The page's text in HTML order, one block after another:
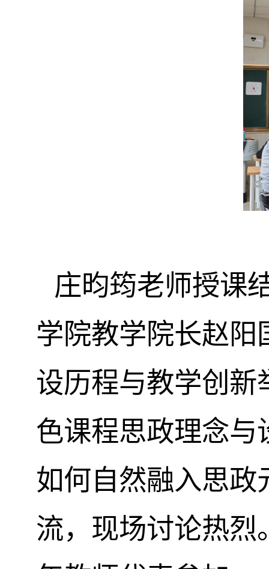
庄昀筠老师授课
学院教学院长赵阳
设历程与教学创新
色课程思政理念与
如何自然融入思政
流，现场讨论热烈